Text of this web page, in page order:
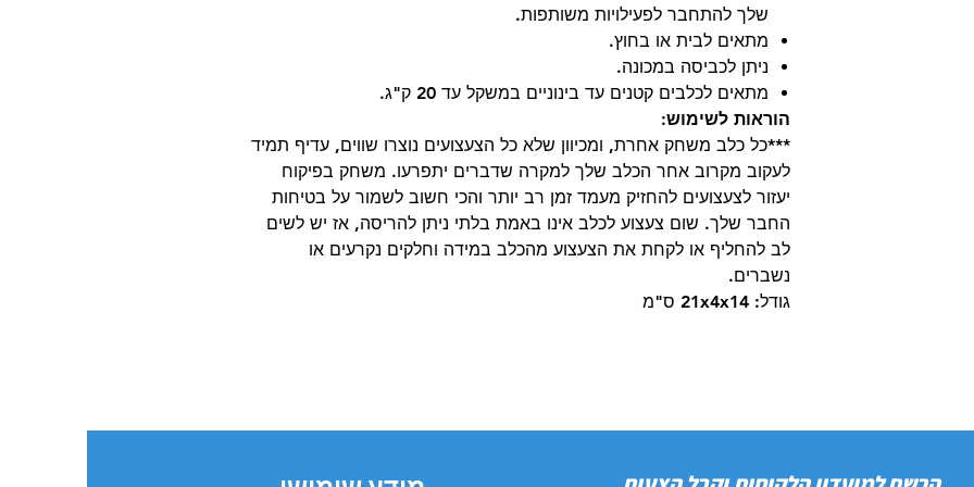
שלך להתחבר לפעילויות משותפות.
מתאים לבית או בחוץ.
ניתן לכביסה במכונה.
מתאים לכלבים קטנים עד בינוניים במשקל עד 20 ק"ג.
הוראות לשימוש:
***כל כלב משחק אחרת, ומכיוון שלא כל הצעצועים נוצרו שווים, עדיף תמיד
לעקוב מקרוב אחר הכלב שלך למקרה שדברים יתפרעו. משחק בפיקוח
יעזור לצעצועים להחזיק מעמד זמן רב יותר והכי חשוב לשמור על בטיחות
החבר שלך. שום צעצוע לכלב אינו באמת בלתי ניתן להריסה, אז יש לשים
לב להחליף או לקחת את הצעצוע מהכלב במידה וחלקים נקרעים או
נשברים.
גודל: 21x4x14 ס"מ